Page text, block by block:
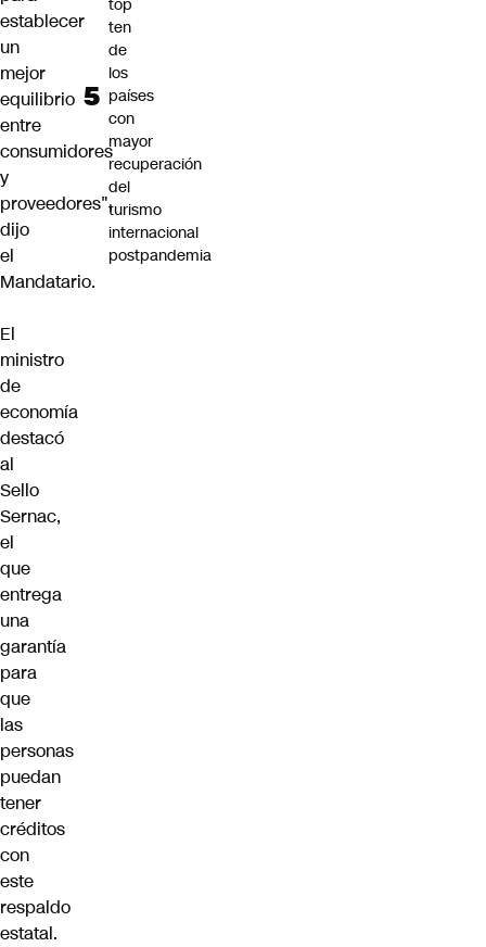
establecer
un
mejor
equilibrio
entre
consumidores
y
proveedores",
dijo
el
Mandatario.
El
ministro
de
economía
destacó
al
Sello
Sernac,
el
que
entrega
una
garantía
para
que
las
personas
puedan
tener
créditos
con
este
respaldo
estatal.
top
ten
de
los
países
con
mayor
recuperación
del
turismo
internacional
postpandemia